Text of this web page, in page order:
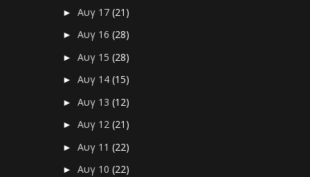
►Αυγ 17(21)
►Αυγ 16(28)
►Αυγ 15(28)
►Αυγ 14(15)
►Αυγ 13(12)
►Αυγ 12(21)
►Αυγ 11(22)
►Αυγ 10(22)